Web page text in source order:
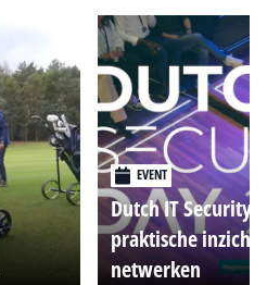
EVENT
Dutch IT Security
praktische
netwerken